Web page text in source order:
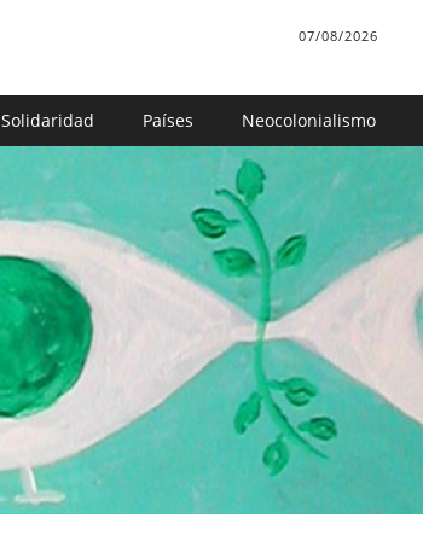
07/08/2026
Solidaridad Países Neocolonialismo